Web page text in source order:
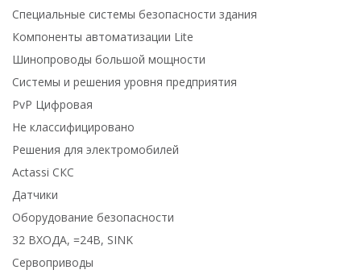
Специальные системы безопасности здания
Компоненты автоматизации Lite
Шинопроводы большой мощности
Системы и решения уровня предприятия
PvP Цифровая
Не классифицировано
Решения для электромобилей
Actassi СКС
Датчики
Оборудование безопасности
32 ВХОДА, =24В, SINK
Сервоприводы